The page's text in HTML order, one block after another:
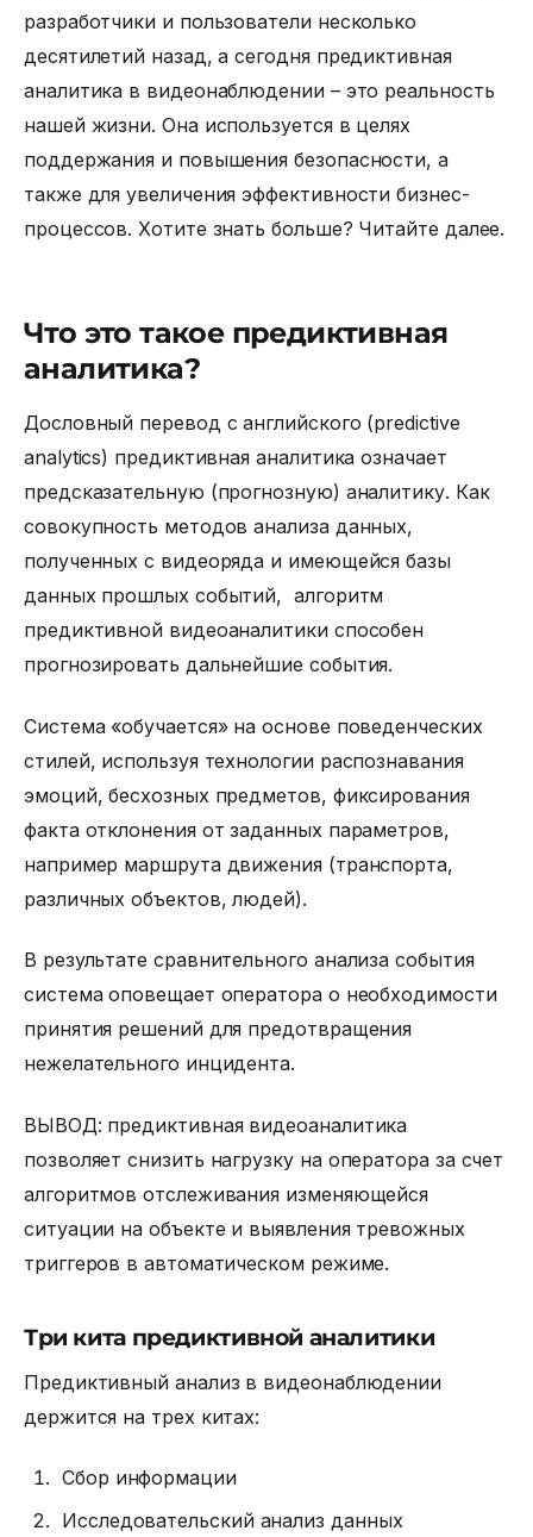
разработчики и пользователи несколько
десятилетий назад, а сегодня предиктивная
аналитика в видеонаблюдении – это реальность
нашей жизни. Она используется в целях
поддержания и повышения безопасности, а
также для увеличения эффективности бизнес-
процессов. Хотите знать больше? Читайте далее.
Что это такое предиктивная
аналитика?
Дословный перевод с английского (predictive
analytics) предиктивная аналитика означает
предсказательную (прогнозную) аналитику. Как
совокупность методов анализа данных,
полученных с видеоряда и имеющейся базы
данных прошлых событий, алгоритм
предиктивной видеоаналитики способен
прогнозировать дальнейшие события.
Система «обучается» на основе поведенческих
стилей, используя технологии распознавания
эмоций, бесхозных предметов, фиксирования
факта отклонения от заданных параметров,
например маршрута движения (транспорта,
различных объектов, людей).
В результате сравнительного анализа события
система оповещает оператора о необходимости
принятия решений для предотвращения
нежелательного инцидента.
ВЫВОД: предиктивная видеоаналитика
позволяет снизить нагрузку на оператора за счет
алгоритмов отслеживания изменяющейся
ситуации на объекте и выявления тревожных
триггеров в автоматическом режиме.
Три кита предиктивной аналитики
Предиктивный анализ в видеонаблюдении
держится на трех китах:
Сбор информации
Исследовательский анализ данных